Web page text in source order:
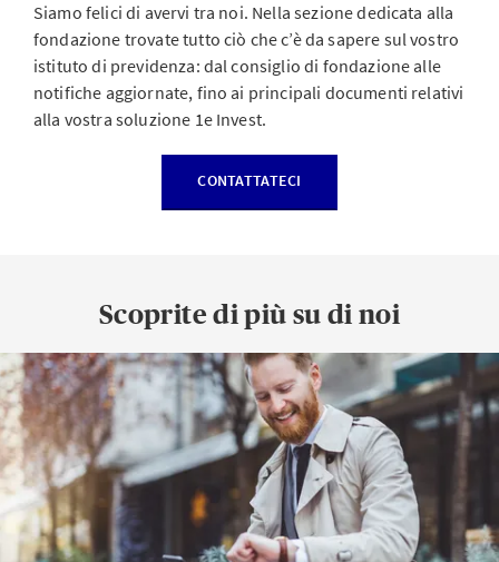
Siamo felici di avervi tra noi. Nella sezione dedicata alla
fondazione trovate tutto ciò che c’è da sapere sul vostro
istituto di previdenza: dal consiglio di fondazione alle
notifiche aggiornate, fino ai principali documenti relativi
alla vostra soluzione 1e Invest.
CONTATTATECI
Scoprite di più su di noi